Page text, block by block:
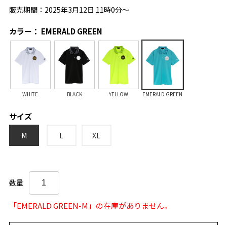
販売期間：2025年3月12日 11時0分～
カラー： EMERALD GREEN
WHITE BLACK YELLOW EMERALD GREEN
サイズ
M L XL
数量
「EMERALD GREEN-M」の在庫がありません。